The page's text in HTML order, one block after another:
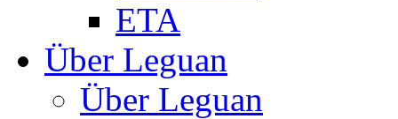
ETA
Über Leguan
Über Leguan